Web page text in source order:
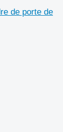
de porte de